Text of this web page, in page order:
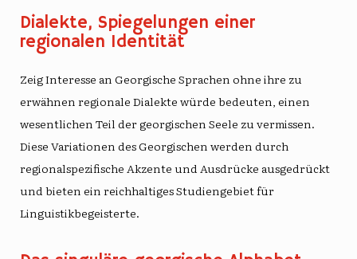
Dialekte, Spiegelungen einer
regionalen Identität
Zeig Interesse an Georgische Sprachen ohne ihre zu
erwähnen regionale Dialekte würde bedeuten, einen
wesentlichen Teil der georgischen Seele zu vermissen.
Diese Variationen des Georgischen werden durch
regionalspezifische Akzente und Ausdrücke ausgedrückt
und bieten ein reichhaltiges Studiengebiet für
Linguistikbegeisterte.